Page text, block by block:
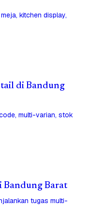
kitchen display,
di Bandung
multi-varian, stok
Bandung Barat
tugas multi-